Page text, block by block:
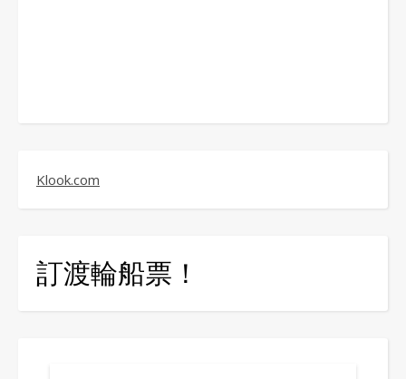
Klook.com
訂渡輪船票！